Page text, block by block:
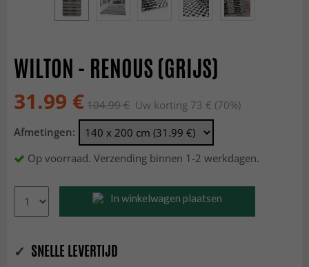
WILTON - RENOUS (GRIJS)
31.99 € 104.99 € Uw korting 73 € (70%)
Afmetingen:
Op voorraad. Verzending binnen 1-2 werkdagen.
In winkelwagen plaatsen
✓ SNELLE LEVERTIJD